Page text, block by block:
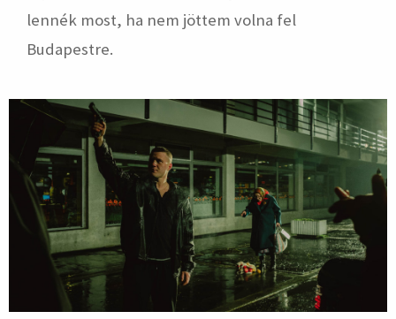
lennék most, ha nem jöttem volna fel
Budapestre.